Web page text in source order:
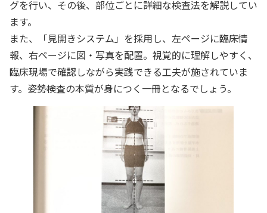
グを行い、その後、部位ごとに詳細な検査法を解説してい
ます。
また、「見開きシステム」を採用し、左ページに臨床情
報、右ページに図・写真を配置。視覚的に理解しやすく、
臨床現場で確認しながら実践できる工夫が施されていま
す。姿勢検査の本質が身につく一冊となるでしょう。